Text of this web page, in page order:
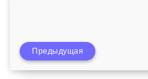
Как убрать обвисший живот
Предыдущая